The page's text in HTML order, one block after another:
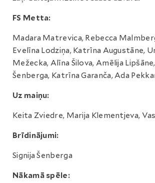
FS Metta:
Madara Matrevica, Rebecca
Evelīna Lodziņa, Katrīna Augustāne,
Mežecka, Alīna Šilova, Amēlija Lipšāne,
Šenberga, Katrīna Garanča, Ada
Uz maiņu:
Keita Zviedre, Marija Klementjeva,
Brīdinājumi:
Signija Šenberga
Nākamā spēle: